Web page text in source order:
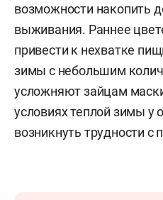
возможности накопить
выживания. Раннее
привести к нехватке
зимы с небольшим
усложняют зайцам
условиях теплой зимы у
возникнуть трудности с